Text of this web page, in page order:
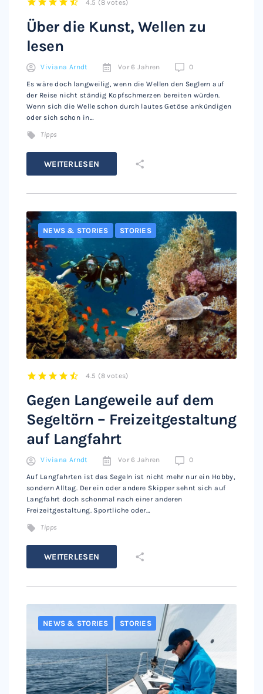
4.5 (8 votes)
Über die Kunst, Wellen zu
lesen
Viviana Arndt Vor 6 Jahren 0
Es wäre doch langweilig, wenn die Wellen den Seglern auf
der Reise nicht ständig Kopfschmerzen bereiten würden.
Wenn sich die Welle schon durch lautes Getöse ankündigen
oder sich schon in…
Tipps
WEITERLESEN
NEWS & STORIES STORIES
4.5 (8 votes)
Gegen Langeweile auf dem
Segeltörn – Freizeitgestaltung
auf Langfahrt
Viviana Arndt Vor 6 Jahren 0
Auf Langfahrten ist das Segeln ist nicht mehr nur ein Hobby,
sondern Alltag. Der ein oder andere Skipper sehnt sich auf
Langfahrt doch schonmal nach einer anderen
Freizeitgestaltung. Sportliche oder…
Tipps
WEITERLESEN
NEWS & STORIES STORIES